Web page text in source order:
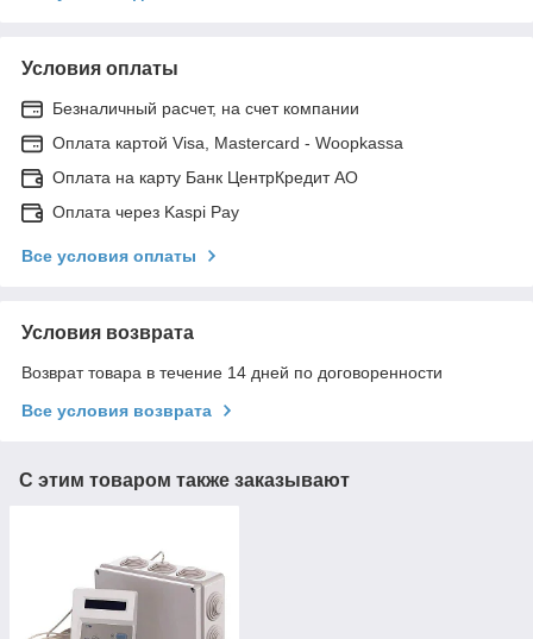
Условия оплаты
Безналичный расчет, на счет компании
Оплата картой Visa, Mastercard - Woopkassa
Оплата на карту Банк ЦентрКредит АО
Оплата через Kaspi Pay
Все условия оплаты
Условия возврата
Возврат товара в течение 14 дней по договоренности
Все условия возврата
С этим товаром также заказывают